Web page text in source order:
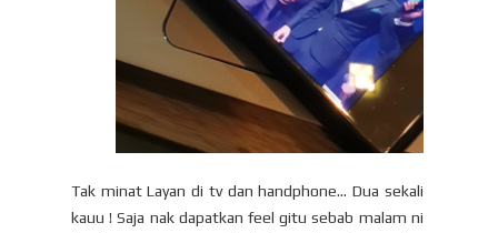
Tak minat Layan di tv dan handphone... Dua sekali
kauu ! Saja nak dapatkan feel gitu sebab malam ni